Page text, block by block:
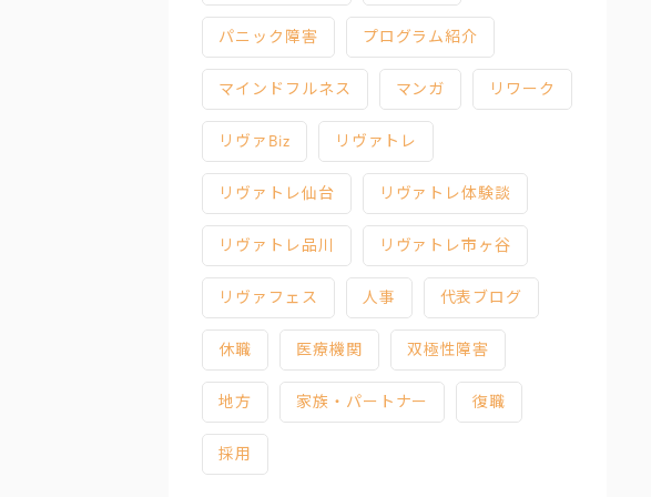
パニック障害 プログラム紹介
マインドフルネス マンガ リワーク
リヴァBiz リヴァトレ
リヴァトレ仙台 リヴァトレ体験談
リヴァトレ品川 リヴァトレ市ヶ谷
リヴァフェス 人事 代表ブログ
休職 医療機関 双極性障害
地方 家族・パートナー 復職
採用